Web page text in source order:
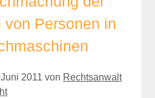
von Personen in
2011 von Rechtsanwalt